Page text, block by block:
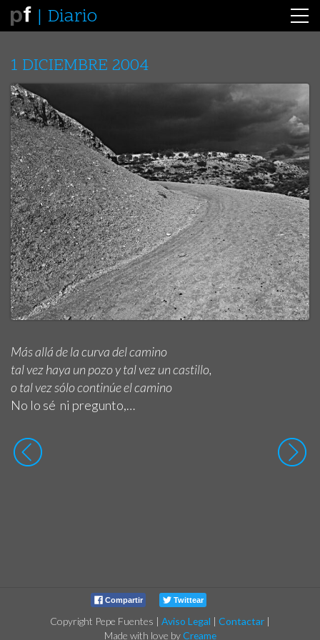
Diario
1 DICIEMBRE 2004
Más allá de la curva del camino
tal vez haya un pozo y tal vez un castillo,
o tal vez sólo continúe el camino
No lo sé ni pregunto,…
Compartir Twittear
Copyright Pepe Fuentes | Aviso Legal | Contactar |
Made with love byCreame